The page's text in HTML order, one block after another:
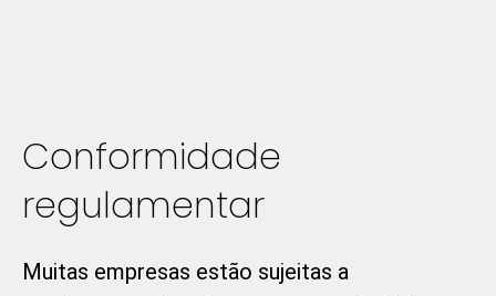
Conformidade
regulamentar
Muitas empresas estão sujeitas a